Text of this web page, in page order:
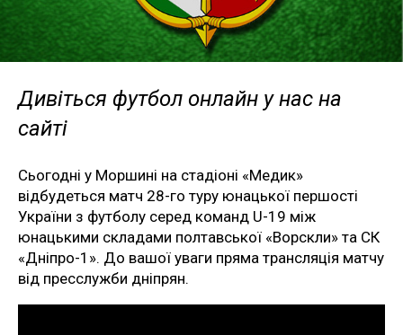
Дивіться футбол онлайн у нас на
сайті
Сьогодні у Моршині на стадіоні «Медик»
відбудеться матч 28-го туру юнацької першості
України з футболу серед команд U-19 між
юнацькими складами полтавської «Ворскли» та СК
«Дніпро-1». До вашої уваги пряма трансляція матчу
від пресслужби дніпрян.